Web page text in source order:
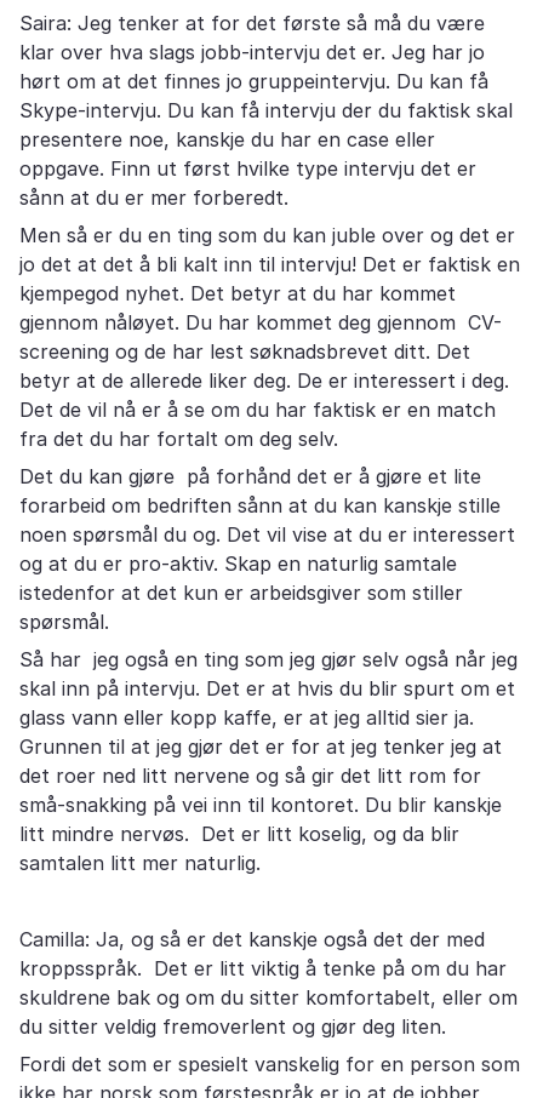
Saira: Jeg tenker at for det første så må du være
klar over hva slags jobb-intervju det er. Jeg har jo
hørt om at det finnes jo gruppeintervju. Du kan få
Skype-intervju. Du kan få intervju der du faktisk skal
presentere noe, kanskje du har en case eller
oppgave. Finn ut først hvilke type intervju det er
sånn at du er mer forberedt.
Men så er du en ting som du kan juble over og det er
jo det at det å bli kalt inn til intervju! Det er faktisk en
kjempegod nyhet. Det betyr at du har kommet
gjennom nåløyet. Du har kommet deg gjennom CV-
screening og de har lest søknadsbrevet ditt. Det
betyr at de allerede liker deg. De er interessert i deg.
Det de vil nå er å se om du har faktisk er en match
fra det du har fortalt om deg selv.
Det du kan gjøre på forhånd det er å gjøre et lite
forarbeid om bedriften sånn at du kan kanskje stille
noen spørsmål du og. Det vil vise at du er interessert
og at du er pro-aktiv. Skap en naturlig samtale
istedenfor at det kun er arbeidsgiver som stiller
spørsmål.
Så har jeg også en ting som jeg gjør selv også når jeg
skal inn på intervju. Det er at hvis du blir spurt om et
glass vann eller kopp kaffe, er at jeg alltid sier ja.
Grunnen til at jeg gjør det er for at jeg tenker jeg at
det roer ned litt nervene og så gir det litt rom for
små-snakking på vei inn til kontoret. Du blir kanskje
litt mindre nervøs. Det er litt koselig, og da blir
samtalen litt mer naturlig.
Camilla: Ja, og så er det kanskje også det der med
kroppsspråk. Det er litt viktig å tenke på om du har
skuldrene bak og om du sitter komfortabelt, eller om
du sitter veldig fremoverlent og gjør deg liten.
Fordi det som er spesielt vanskelig for en person som
ikke har norsk som førstespråk er jo at de jobber